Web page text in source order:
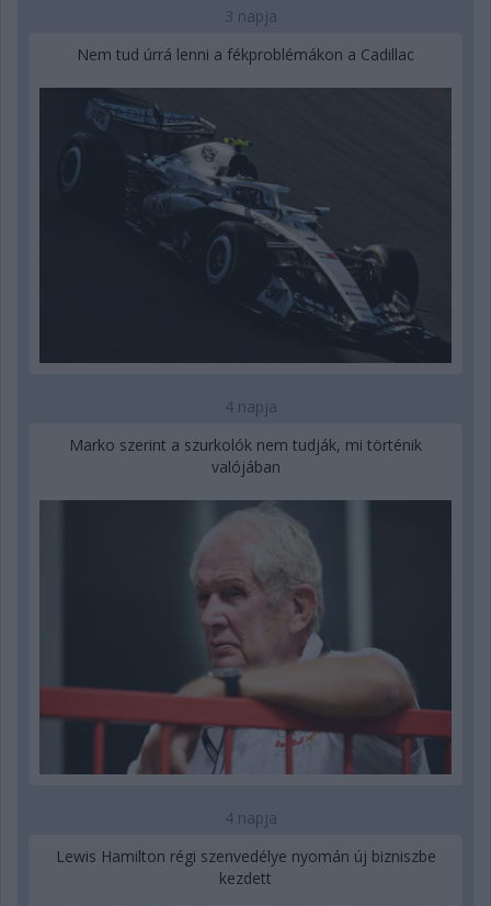
3 napja
Nem tud úrrá lenni a fékproblémákon a Cadillac
4 napja
Marko szerint a szurkolók nem tudják, mi történik
valójában
4 napja
Lewis Hamilton régi szenvedélye nyomán új bizniszbe
kezdett